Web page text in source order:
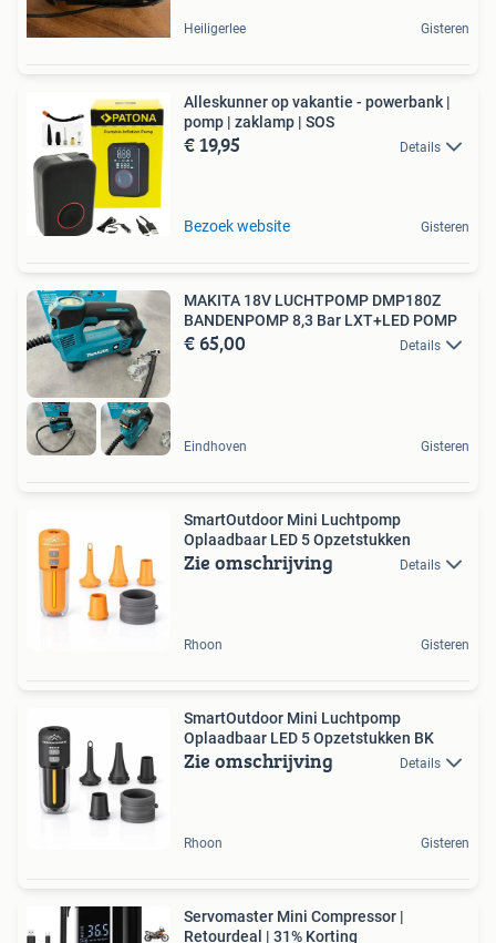
Heiligerlee Gisteren
Alleskunner op vakantie - powerbank |
pomp | zaklamp | SOS
€ 19,95 Details
Bezoek website Gisteren
MAKITA 18V LUCHTPOMP DMP180Z
BANDENPOMP 8,3 Bar LXT+LED POMP
€ 65,00 Details
Eindhoven Gisteren
SmartOutdoor Mini Luchtpomp
Oplaadbaar LED 5 Opzetstukken
Zie omschrijving Details
Rhoon Gisteren
SmartOutdoor Mini Luchtpomp
Oplaadbaar LED 5 Opzetstukken BK
Zie omschrijving Details
Rhoon Gisteren
Servomaster Mini Compressor |
Retourdeal | 31% Korting